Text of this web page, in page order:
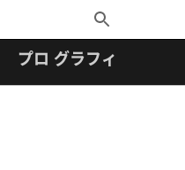
Toggle
Search
プロ グラフィックス